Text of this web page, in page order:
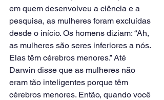
em quem desenvolveu a ciência e a
pesquisa, as mulheres foram excluídas
desde o início. Os homens diziam: “Ah,
as mulheres são seres inferiores a nós.
Elas têm cérebros menores.” Até
Darwin disse que as mulheres não
eram tão inteligentes porque têm
cérebros menores. Então, quando você